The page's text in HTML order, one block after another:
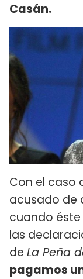
Casán.
Con el caso
acusado de
cuando éste
las
de La Peña
pagamos